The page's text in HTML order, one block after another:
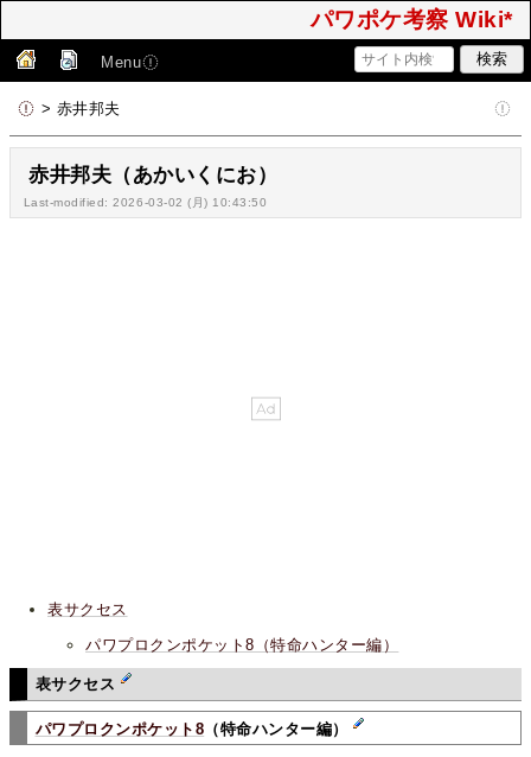
パワポケ考察 Wiki*
Menu
> 赤井邦夫
赤井邦夫（あかいくにお）
Last-modified: 2026-03-02 (月) 10:43:50
表サクセス
パワプロクンポケット8（特命ハンター編）
表サクセス
パワプロクンポケット8 （特命ハンター編）